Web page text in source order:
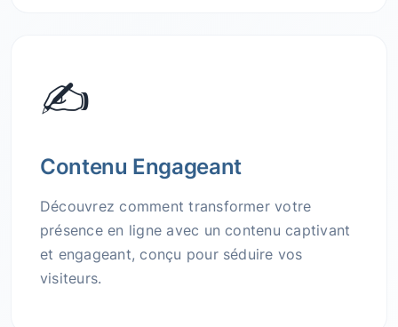
✍️
Contenu Engageant
Découvrez comment transformer votre
présence en ligne avec un contenu captivant
et engageant, conçu pour séduire vos
visiteurs.